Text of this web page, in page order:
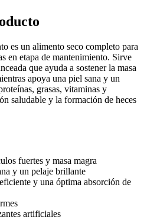
es un alimento seco completo para
en etapa de mantenimiento. Sirve
que ayuda a sostener la masa
apoya una piel sana y un
grasas, vitaminas y
saludable y la formación de heces
fuertes y masa magra
y un pelaje brillante
y una óptima absorción de
artificiales